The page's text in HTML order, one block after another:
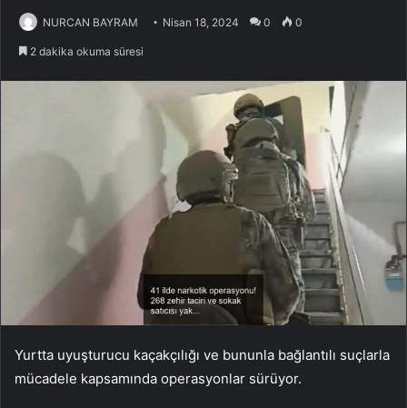
NURCAN BAYRAM Nisan 18, 2024 0 0
2 dakika okuma süresi
Yurtta uyuşturucu kaçakçılığı ve bununla bağlantılı suçlarla
mücadele kapsamında operasyonlar sürüyor.